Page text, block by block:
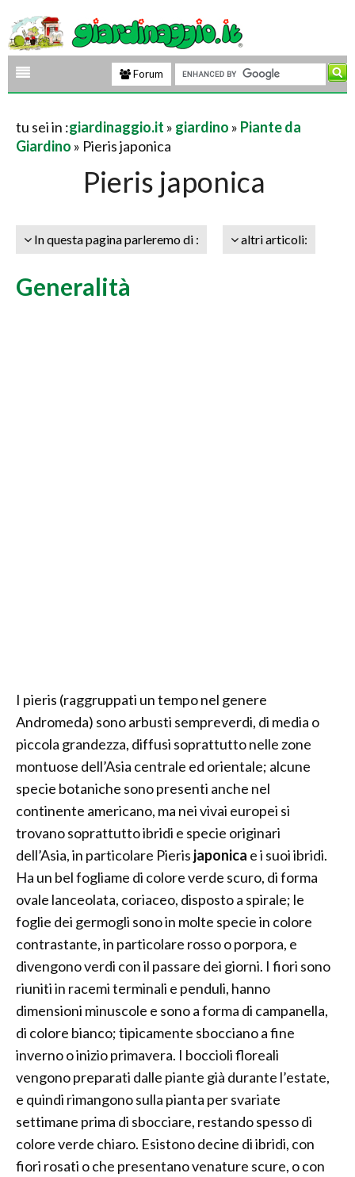
Forum
tu sei in :giardinaggio.it » giardino » Piante da
Giardino » Pieris japonica
Pieris japonica
In questa pagina parleremo di : altri articoli:
Generalità
I pieris (raggruppati un tempo nel genere
Andromeda) sono arbusti sempreverdi, di media o
piccola grandezza, diffusi soprattutto nelle zone
montuose dell’Asia centrale ed orientale; alcune
specie botaniche sono presenti anche nel
continente americano, ma nei vivai europei si
trovano soprattutto ibridi e specie originari
dell’Asia, in particolare Pieris japonica e i suoi ibridi.
Ha un bel fogliame di colore verde scuro, di forma
ovale lanceolata, coriaceo, disposto a spirale; le
foglie dei germogli sono in molte specie in colore
contrastante, in particolare rosso o porpora, e
divengono verdi con il passare dei giorni. I fiori sono
riuniti in racemi terminali e penduli, hanno
dimensioni minuscole e sono a forma di campanella,
di colore bianco; tipicamente sbocciano a fine
inverno o inizio primavera. I boccioli floreali
vengono preparati dalle piante già durante l’estate,
e quindi rimangono sulla pianta per svariate
settimane prima di sbocciare, restando spesso di
colore verde chiaro. Esistono decine di ibridi, con
fiori rosati o che presentano venature scure, o con